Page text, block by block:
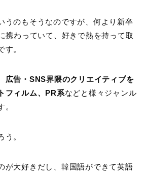
うのもそうなのですが、何より新卒
携わっていて、好きで熱を持って取
す。
広告・SNS界隈のクリエイティブを
フィルム、PR系などと様々ジャンル
。
う。
が大好きだし、韓国語ができて英語